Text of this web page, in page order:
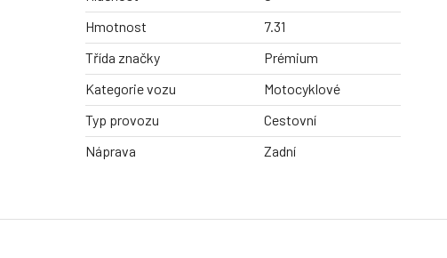
Hmotnost
7.31
Třída značky
Prémium
Kategorie vozu
Motocyklové
Typ provozu
Cestovní
Náprava
Zadní